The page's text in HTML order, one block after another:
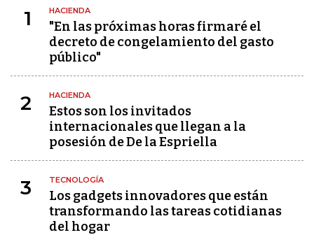
1 HACIENDA
"En las próximas horas firmaré el
decreto de congelamiento del gasto
público"
2 HACIENDA
Estos son los invitados
internacionales que llegan a la
posesión de De la Espriella
3 TECNOLOGÍA
Los gadgets innovadores que están
transformando las tareas cotidianas
del hogar